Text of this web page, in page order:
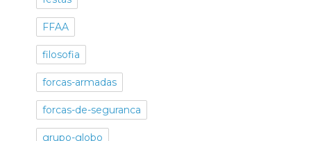
FFAA
filosofia
forcas-armadas
forcas-de-seguranca
grupo-globo